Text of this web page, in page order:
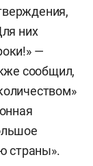
них
—
сообщил,
страны».